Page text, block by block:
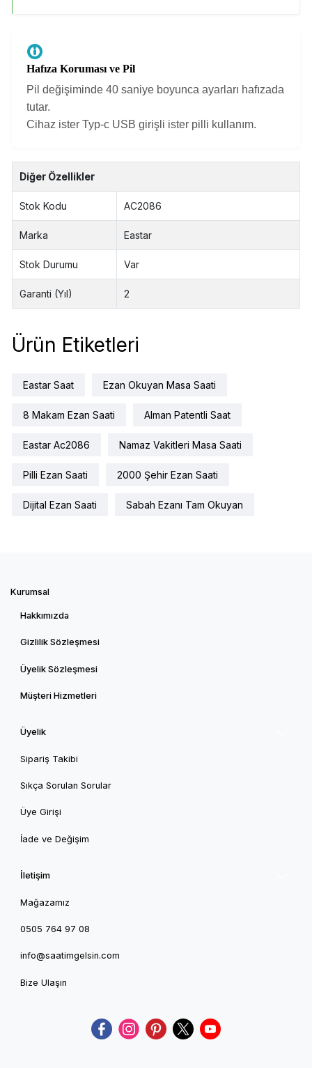
Hafıza Koruması ve Pil
Pil değişiminde 40 saniye boyunca ayarları hafızada
tutar.
Cihaz ister Typ-c USB girişli ister pilli kullanım.
Diğer Özellikler
Stok Kodu AC2086
Marka Eastar
Stok Durumu Var
Garanti (Yıl) 2
Ürün Etiketleri
Eastar Saat Ezan Okuyan Masa Saati
8 Makam Ezan Saati Alman Patentli Saat
Eastar Ac2086 Namaz Vakitleri Masa Saati
Pilli Ezan Saati 2000 Şehir Ezan Saati
Dijital Ezan Saati Sabah Ezanı Tam Okuyan
Kurumsal
Hakkımızda
Gizlilik Sözleşmesi
Üyelik Sözleşmesi
Müşteri Hizmetleri
Üyelik
Sipariş Takibi
Sıkça Sorulan Sorular
Üye Girişi
İade ve Değişim
İletişim
Mağazamız
0505 764 97 08
info@saatimgelsin.com
Bize Ulaşın